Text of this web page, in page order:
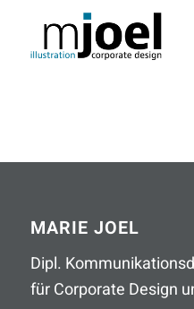
MARIE JOEL
Dipl.
für Corporate Design